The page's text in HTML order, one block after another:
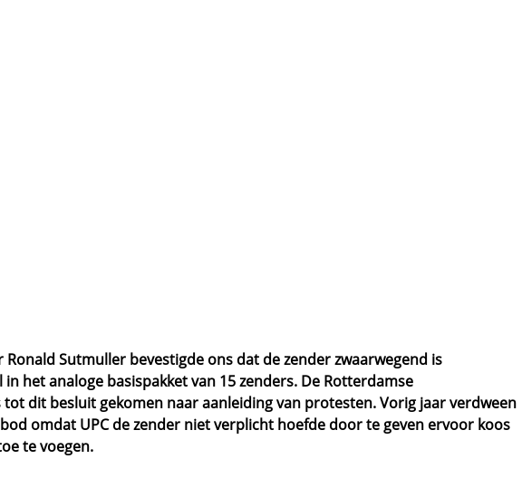
Ronald Sutmuller bevestigde ons dat de zender zwaarwegend is
in het analoge basispakket van 15 zenders. De Rotterdamse
dit besluit gekomen naar aanleiding van protesten. Vorig jaar verdween
omdat UPC de zender niet verplicht hoefde door te geven ervoor koos
te voegen.